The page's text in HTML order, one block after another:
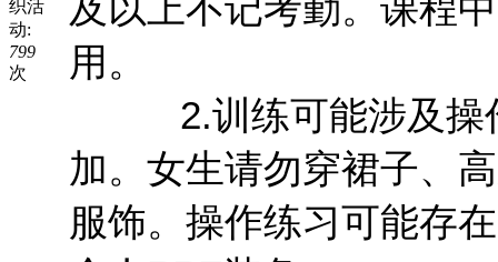
织活
动:
799
次
用。
2.训练可能涉及操作
加。女生请勿穿裙子、
服饰。操作练习可能存